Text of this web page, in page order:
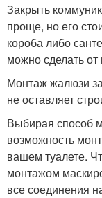
Закрыть
проще, но его
короба либо
можно сделать от
Монтаж жалюзи
не оставляет
Выбирая способ
возможность
вашем туалете.
монтажом
все соединения